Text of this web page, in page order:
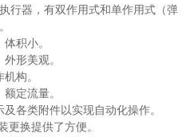
行器，有双作用式和单作用式（弹
积小。
形美观。
构。
定流量。
各类附件以实现自动化操作。
更换提供了方便。